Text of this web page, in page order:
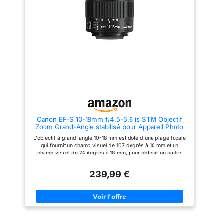
pour capturer un champ de
Vous pouvez ajouter 45 % de la
scène en plus dans vos photos
pour créer de magnifiques
une haute qualité et une longue
durée de vie. 【Objectif macro
à clip 12,5x pour téléphone
portable】:Retirez l'objectif
uniquement le téléphone
portable macro pour prendre
des photos en mode macro pour
sculptante. L'objectif macro
vous permet de vous concentrer
pour une vision plus nette avec
jusqu'à 12,5 fois plus de détails.
Gardez l'objectif macro à
objectif super grand angle 120°
visser). Un objectif fisheye
donnera à votre image un effet
d'aquarium rond. L'objectif
macro capture des gros plans
compatible avec les téléphones
que l'iPhone, Samsung, Huawei
LG, One Plus et d'autres
marché. clip coulissant, lorsque
vous l'utilisez sur un téléphone
multi-objectifs, vous devez le
photo principal du téléphone.
【Voulez-vous rendre la prise
stable?】Trépied en métal +
prendre en charge le téléphone
Canon EF-S 10-18mm f/4,5-5,6 is STM Objectif
Zoom Grand-Angle stabilisé pour Appareil Photo
L'objectif à grand-angle 10-18 mm est doté d'une plage focale
qui fournit un champ visuel de 107 degrés à 10 mm et un
champ visuel de 74 degrés à 18 mm, pour obtenir un cadre
photos et les vidéos avec l'autofocus Servo. Le stabilisateur
garantissant des prises de vue stables même sans trépied, ce
qui s'avère utile dans les situations de faible luminosité et pour
les vidéos prises à main levée. Le traitement Super Spectra
239,99 €